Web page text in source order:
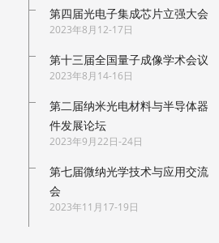
第四届光电子集成芯片立强大会
2023年8月12-17日
第十三届全国量子成像学术会议
2023年8月14-16日
第二届纳米光电材料与半导体器
件发展论坛
2023年9月22日-24日
第七届微纳光学技术与应用交流
会
2023年11月17-19日